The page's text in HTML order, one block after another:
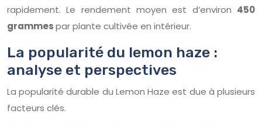
rapidement. Le rendement moyen est d’environ 450
grammespar plante cultivée en intérieur.
La popularité du lemon haze :
analyse et perspectives
La popularité durable du Lemon Haze est due à plusieurs
facteurs clés.